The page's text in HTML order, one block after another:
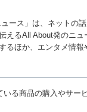
ュース」は、ネットの
えるAll About発のニ
るほか、エンタメ情
る商品の購入やサー